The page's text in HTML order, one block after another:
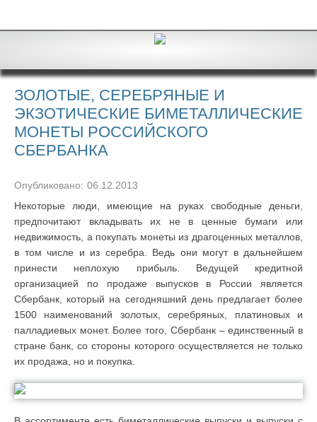
ЗОЛОТЫЕ, СЕРЕБРЯНЫЕ И
ЭКЗОТИЧЕСКИЕ БИМЕТАЛЛИЧЕСКИЕ
МОНЕТЫ РОССИЙСКОГО
СБЕРБАНКА
Опубликовано: 06.12.2013
Некоторые люди, имеющие на руках свободные деньги,
предпочитают вкладывать их не в ценные бумаги или
недвижимость, а покупать монеты из драгоценных металлов,
в том числе и из серебра. Ведь они могут в дальнейшем
принести неплохую прибыль. Ведущей кредитной
организацией по продаже выпусков в России является
Сбербанк, который на сегодняшний день предлагает более
1500 наименований золотых, серебряных, платиновых и
палладиевых монет. Более того, Сбербанк – единственный в
стране банк, со стороны которого осуществляется не только
их продажа, но и покупка.